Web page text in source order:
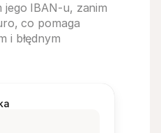
jego IBAN-u, zanim
co pomaga
i błędnym